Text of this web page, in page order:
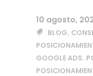
10 agosto,
BLOG,
GOOGLE ADS,